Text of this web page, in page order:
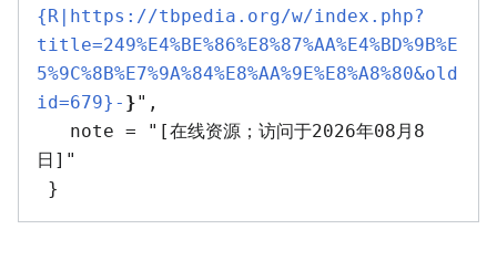
{R|https://tbpedia.org/w/index.php?
title=249%E4%BE%86%E8%87%AA%E4%BD%9B%E
5%9C%8B%E7%9A%84%E8%AA%9E%E8%A8%80&old
id=679}- }",
日]"